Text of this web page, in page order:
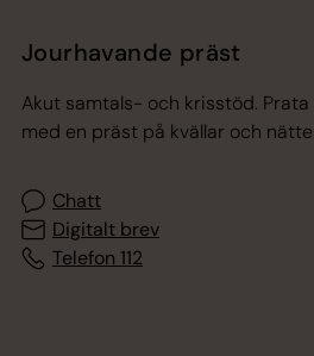
Jourhavande präst
Akut samtals- och krisstöd.
med en präst på kvällar och
Chatt
Digitalt brev
Telefon 112